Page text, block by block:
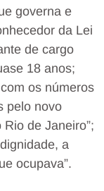
governa e
da Lei
de cargo
18 anos;
os números
pelo novo
de Janeiro”;
a
ocupava”.